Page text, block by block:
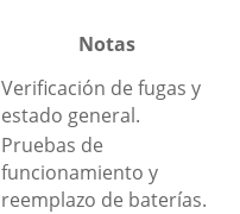
Notas
Verificación de fugas y
estado general.
Pruebas de
funcionamiento y
reemplazo de baterías.